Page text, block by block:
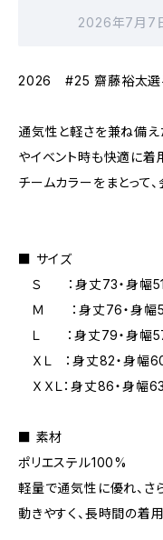
2026年7月7
2026 #25 齋藤裕太選手
通気性と軽さを兼ね備え
やイベント時も快適に着
チームカラーをまとって
■ サイズ
Ｓ ：身丈73・身幅51
Ｍ ：身丈76・身幅
Ｌ ：身丈79・身幅57
ＸＬ ：身丈82・身幅
ＸＸＬ：身丈86・身幅
■ 素材
ポリエステル100%
軽量で通気性に優れ、さ
動きやすく、長時間の着